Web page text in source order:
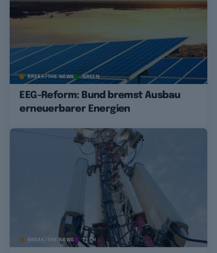
BREAK/THE NEWS GREEN
EEG-Reform: Bund bremst Ausbau
erneuerbarer Energien
BREAK/THE NEWS TECH